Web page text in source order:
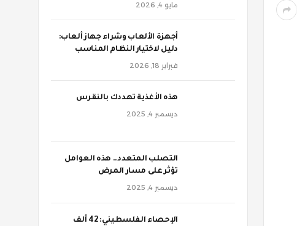
مايو 4, 2026
أجهزة الألعاب وشراء جهاز ألعاب:
دليل لاختيار النظام المناسب
فبراير 18, 2026
‫هذه الأغذية تهددك بالنقرس
ديسمبر 4, 2025
‫التصلب المتعدد.. هذه العوامل
تؤثر على مسار المرض
ديسمبر 4, 2025
الإحصاء الفلسطيني: 42 ألف